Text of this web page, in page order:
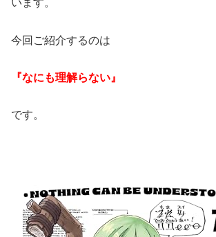
今回ご紹介するのは
『なにも理解らない』
です。